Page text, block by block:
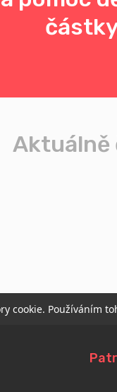
Aktuálně
cookie. Používáním